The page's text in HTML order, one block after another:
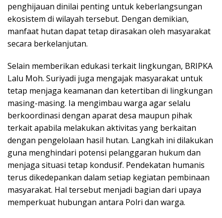
penghijauan dinilai penting untuk keberlangsungan
ekosistem di wilayah tersebut. Dengan demikian,
manfaat hutan dapat tetap dirasakan oleh masyarakat
secara berkelanjutan.
Selain memberikan edukasi terkait lingkungan, BRIPKA
Lalu Moh. Suriyadi juga mengajak masyarakat untuk
tetap menjaga keamanan dan ketertiban di lingkungan
masing-masing. Ia mengimbau warga agar selalu
berkoordinasi dengan aparat desa maupun pihak
terkait apabila melakukan aktivitas yang berkaitan
dengan pengelolaan hasil hutan. Langkah ini dilakukan
guna menghindari potensi pelanggaran hukum dan
menjaga situasi tetap kondusif. Pendekatan humanis
terus dikedepankan dalam setiap kegiatan pembinaan
masyarakat. Hal tersebut menjadi bagian dari upaya
memperkuat hubungan antara Polri dan warga.